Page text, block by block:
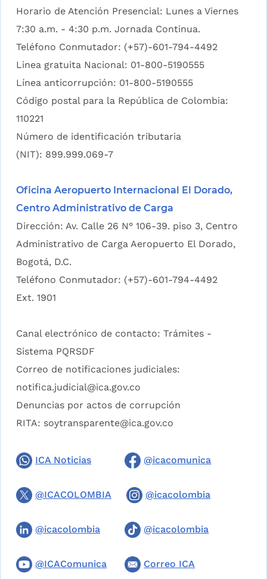
Horario de Atención Presencial: Lunes a Viernes
7:30 a.m. - 4:30 p.m. Jornada Continua.
Teléfono Conmutador: (+57)-601-794-4492
Linea gratuita Nacional: 01-800-5190555
Línea anticorrupción: 01-800-5190555
Código postal para la República de Colombia:
110221
Número de identificación tributaria
(NIT): 899.999.069-7
Oficina Aeropuerto Internacional El Dorado,
Centro Administrativo de Carga
Dirección: Av. Calle 26 N° 106-39. piso 3, Centro
Administrativo de Carga Aeropuerto El Dorado,
Bogotá, D.C.
Teléfono Conmutador: (+57)-601-794-4492
Ext. 1901
Canal electrónico de contacto: Trámites -
Sistema PQRSDF
Correo de notificaciones judiciales:
notifica.judicial@ica.gov.co
Denuncias por actos de corrupción
RITA: soytransparente@ica.gov.co
ICA Noticias @icacomunica
@ICACOLOMBIA @icacolombia
@icacolombia @icacolombia
@ICAComunica Correo ICA